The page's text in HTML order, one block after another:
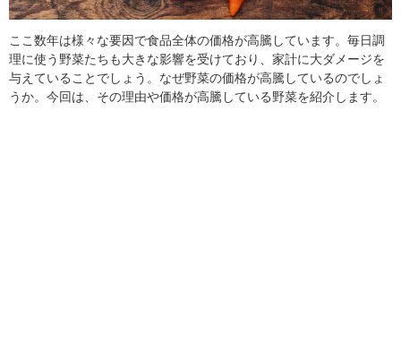
ここ数年は様々な要因で食品全体の価格が高騰しています。毎日調
理に使う野菜たちも大きな影響を受けており、家計に大ダメージを
与えていることでしょう。なぜ野菜の価格が高騰しているのでしょ
うか。今回は、その理由や価格が高騰している野菜を紹介します。